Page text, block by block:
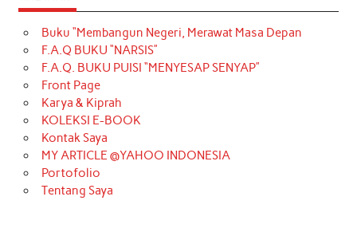
Buku “Membangun Negeri, Merawat Masa Depan
F.A.Q BUKU “NARSIS”
F.A.Q. BUKU PUISI “MENYESAP SENYAP”
Front Page
Karya & Kiprah
KOLEKSI E-BOOK
Kontak Saya
MY ARTICLE @YAHOO INDONESIA
Portofolio
Tentang Saya